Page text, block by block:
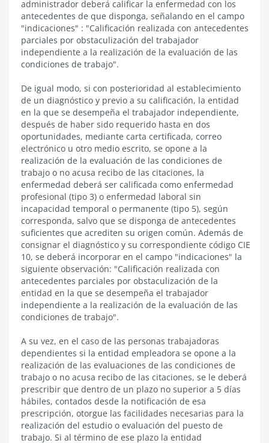
administrador deberá calificar la enfermedad con los
antecedentes de que disponga, señalando en el campo
"indicaciones" : "Calificación realizada con antecedentes
parciales por obstaculización del trabajador
independiente a la realización de la evaluación de las
condiciones de trabajo".
De igual modo, si con posterioridad al establecimiento
de un diagnóstico y previo a su calificación, la entidad
en la que se desempeña el trabajador independiente,
después de haber sido requerido hasta en dos
oportunidades, mediante carta certificada, correo
electrónico u otro medio escrito, se opone a la
realización de la evaluación de las condiciones de
trabajo o no acusa recibo de las citaciones, la
enfermedad deberá ser calificada como enfermedad
profesional (tipo 3) o enfermedad laboral sin
incapacidad temporal o permanente (tipo 5), según
corresponda, salvo que se disponga de antecedentes
suficientes que acrediten su origen común. Además de
consignar el diagnóstico y su correspondiente código CIE
10, se deberá incorporar en el campo "indicaciones" la
siguiente observación: "Calificación realizada con
antecedentes parciales por obstaculización de la
entidad en la que se desempeña el trabajador
independiente a la realización de la evaluación de las
condiciones de trabajo".
A su vez, en el caso de las personas trabajadoras
dependientes si la entidad empleadora se opone a la
realización de las evaluaciones de las condiciones de
trabajo o no acusa recibo de las citaciones, se le deberá
prescribir que dentro de un plazo no superior a 5 días
hábiles, contados desde la notificación de esa
prescripción, otorgue las facilidades necesarias para la
realización del estudio o evaluación del puesto de
trabajo. Si al término de ese plazo la entidad